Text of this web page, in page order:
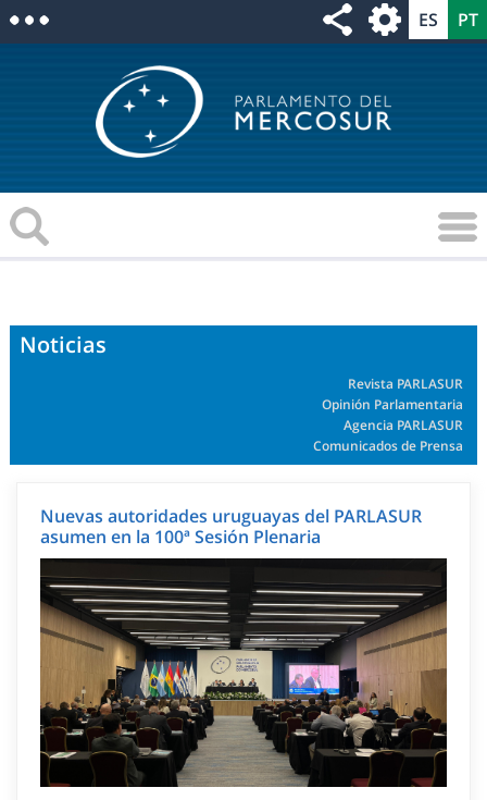
Noticias
Revista PARLASUR
Opinión Parlamentaria
Agencia PARLASUR
Comunicados de Prensa
Nuevas autoridades uruguayas del PARLASUR
asumen en la 100ª Sesión Plenaria